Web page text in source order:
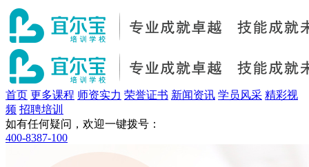
首页 更多课程 师资实力 荣誉证书 新闻资讯 学员风采 精彩视
频 招聘培训
如有任何疑问，欢迎一键拨号：
400-8387-100